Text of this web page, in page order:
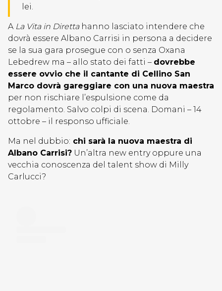
lei.
A La Vita in Direttahanno lasciato intendere che
dovrà essere Albano Carrisi in persona a decidere
se la sua gara prosegue con o senza Oxana
Lebedrew ma – allo stato dei fatti – dovrebbe
essere ovvio che il cantante di Cellino San
Marco dovrà gareggiare con una nuova maestra
per non rischiare l’espulsione come da
regolamento. Salvo colpi di scena. Domani – 14
ottobre – il responso ufficiale.
Ma nel dubbio: chi sarà la nuova maestra di
Albano Carrisi? Un’altra new entry oppure una
vecchia conoscenza del talent show di Milly
Carlucci?